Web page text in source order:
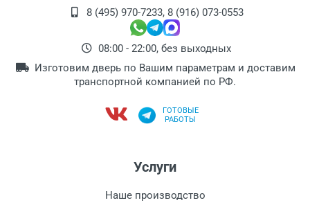
8 (495) 970-7233, 8 (916) 073-0553
08:00 - 22:00, без выходных
Изготовим дверь по Вашим параметрам и доставим
транспортной компанией по РФ.
ГОТОВЫЕ
РАБОТЫ
Услуги
Наше производство